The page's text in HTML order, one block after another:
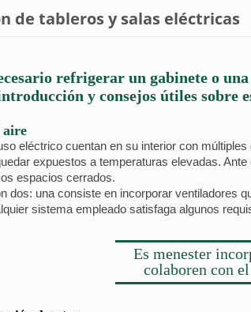
de tableros y salas eléctricas
refrigerar un gabinete o
y consejos útiles sobre
aire
eléctrico cuentan en su interior con
expuestos a temperaturas elevadas.
espacios cerrados.
dos: una consiste en incorporar ventiladores
sistema empleado satisfaga algunos
Es menester
colaboren con